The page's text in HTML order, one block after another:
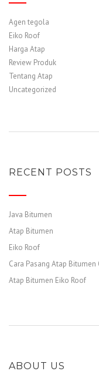
Agen tegola
Eiko Roof
Harga Atap
Review Produk
Tentang Atap
Uncategorized
RECENT POSTS
Java Bitumen
Atap Bitumen
Eiko Roof
Cara Pasang Atap Bitumen
Atap Bitumen Eiko Roof
ABOUT US